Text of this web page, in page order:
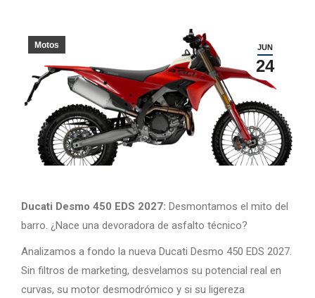
JUN
24
Motos
Ducati Desmo 450 EDS 2027: Desmontamos el mito del
barro. ¿Nace una devoradora de asfalto técnico?
Analizamos a fondo la nueva Ducati Desmo 450 EDS 2027.
Sin filtros de marketing, desvelamos su potencial real en
curvas, su motor desmodrómico y si su ligereza